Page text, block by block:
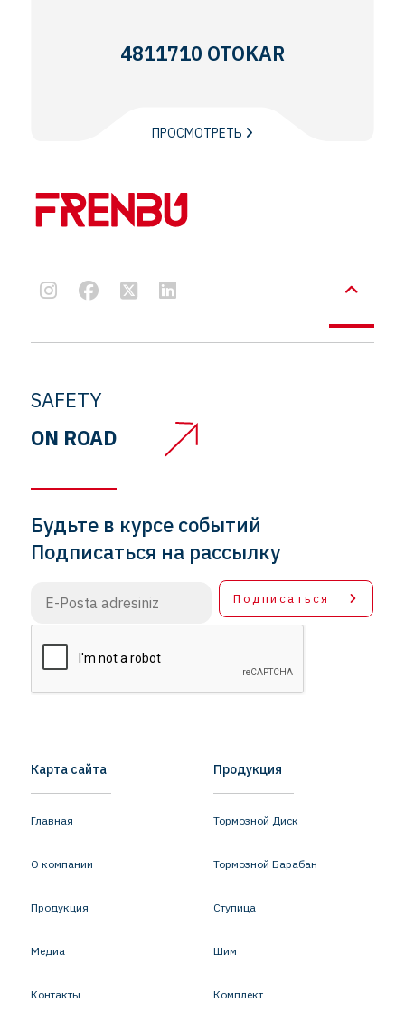
4811710 OTOKAR
ПРОСМОТРЕТЬ
SAFETY
ON ROAD
Будьте в курсе событий
Подписаться на рассылку
Подписаться
Карта сайта
Главная
О компании
Продукция
Медиа
Контакты
Продукция
Тормозной Диск
Тормозной Барабан
Ступица
Шим
Комплект